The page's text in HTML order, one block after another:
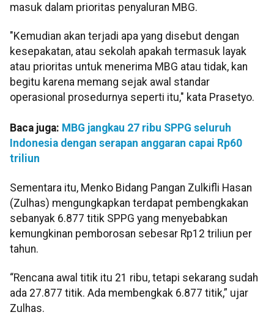
masuk dalam prioritas penyaluran MBG.
"Kemudian akan terjadi apa yang disebut dengan
kesepakatan, atau sekolah apakah termasuk layak
atau prioritas untuk menerima MBG atau tidak, kan
begitu karena memang sejak awal standar
operasional prosedurnya seperti itu," kata Prasetyo.
Baca juga: MBG jangkau 27 ribu SPPG seluruh
Indonesia dengan serapan anggaran capai Rp60
triliun
Sementara itu, Menko Bidang Pangan Zulkifli Hasan
(Zulhas) mengungkapkan terdapat pembengkakan
sebanyak 6.877 titik SPPG yang menyebabkan
kemungkinan pemborosan sebesar Rp12 triliun per
tahun.
“Rencana awal titik itu 21 ribu, tetapi sekarang sudah
ada 27.877 titik. Ada membengkak 6.877 titik,” ujar
Zulhas.